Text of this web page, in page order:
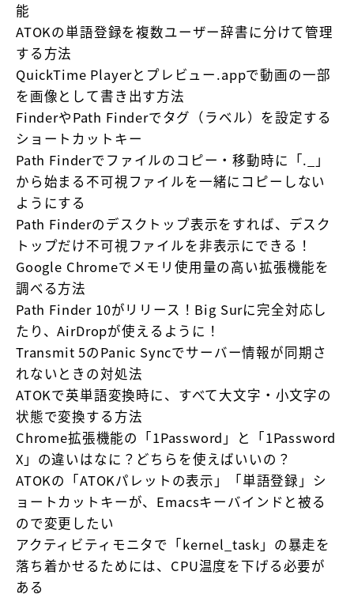
能
ATOKの単語登録を複数ユーザー辞書に分けて管理
する方法
QuickTime Playerとプレビュー.appで動画の一部
を画像として書き出す方法
FinderやPath Finderでタグ（ラベル）を設定する
ショートカットキー
Path Finderでファイルのコピー・移動時に「._」
から始まる不可視ファイルを一緒にコピーしない
ようにする
Path Finderのデスクトップ表示をすれば、デスク
トップだけ不可視ファイルを非表示にできる！
Google Chromeでメモリ使用量の高い拡張機能を
調べる方法
Path Finder 10がリリース！Big Surに完全対応し
たり、AirDropが使えるように！
Transmit 5のPanic Syncでサーバー情報が同期さ
れないときの対処法
ATOKで英単語変換時に、すべて大文字・小文字の
状態で変換する方法
Chrome拡張機能の「1Password」と「1Password
X」の違いはなに？どちらを使えばいいの？
ATOKの「ATOKパレットの表示」「単語登録」シ
ョートカットキーが、Emacsキーバインドと被る
ので変更したい
アクティビティモニタで「kernel_task」の暴走を
落ち着かせるためには、CPU温度を下げる必要が
ある